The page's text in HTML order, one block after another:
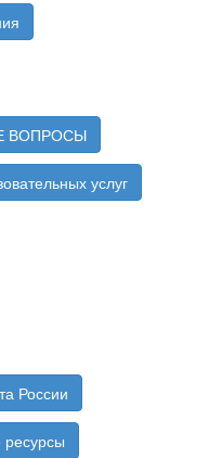
ВОПРОСЫ
услуг
России